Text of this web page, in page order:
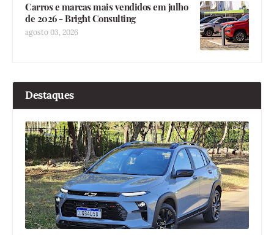
Carros e marcas mais vendidos em julho
de 2026 - Bright Consulting
agosto 03, 2026
Destaques